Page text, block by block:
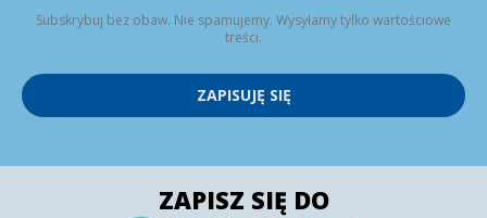
Subskrybuj bez obaw. Nie spamujemy. Wysyłamy tylko wartościowe
treści.
ZAPISUJĘ SIĘ
ZAPISZ SIĘ DO